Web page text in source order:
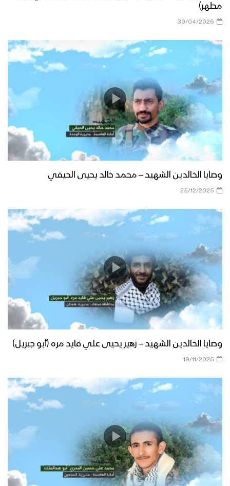
مطهر)
30/04/2026
وصايا الخالدين الشهيد – محمد خالد يحيى الحيفي
25/12/2025
وصايا الخالدين الشهيد – زهير يحيى علي قايد مره (أبو جبريل)
19/11/2025